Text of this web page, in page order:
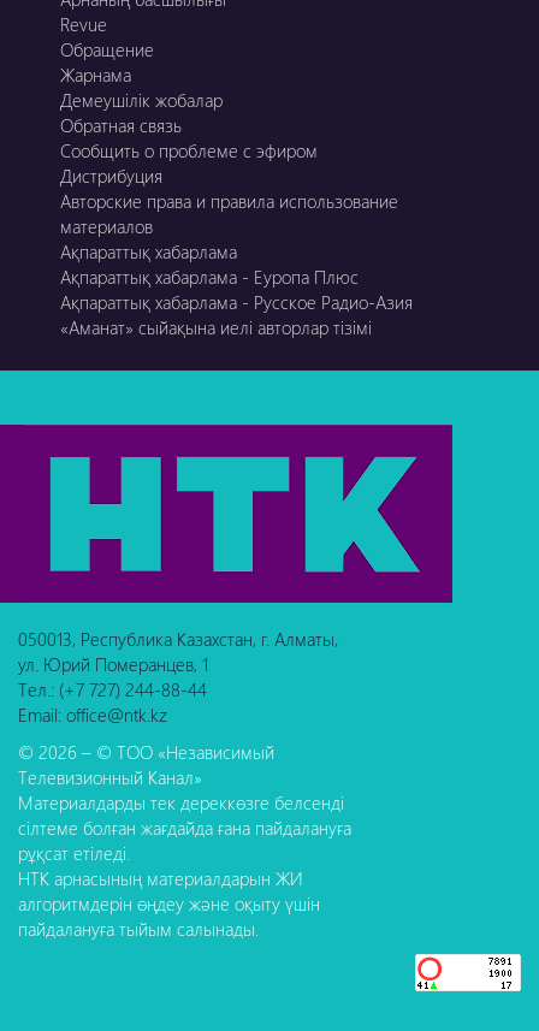
Revue
Обращение
Жарнама
Демеушілік жобалар
Обратная связь
Сообщить о проблеме с эфиром
Дистрибуция
Авторские права и правила использование
материалов
Ақпараттық хабарлама
Ақпараттық хабарлама - Еуропа Плюс
Ақпараттық хабарлама - Русское Радио-Азия
«Аманат» сыйақына иелі авторлар тізімі
050013, Республика Казахстан, г. Алматы,
ул. Юрий Померанцев, 1
Тел.: (+7 727) 244-88-44
Email: office@ntk.kz
© 2026 – © ТОО «Независимый
Телевизионный Канал»
Материалдарды тек дереккөзге белсенді
сілтеме болған жағдайда ғана пайдалануға
рұқсат етіледі.
НТК арнасының материалдарын ЖИ
алгоритмдерін өңдеу және оқыту үшін
пайдалануға тыйым салынады.